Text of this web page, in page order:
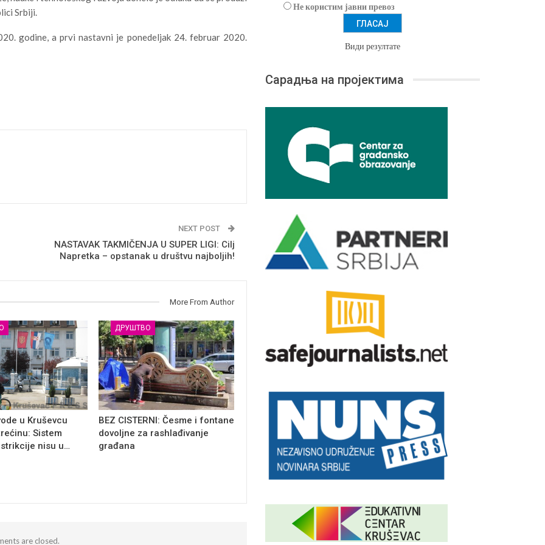
Srbiji.
godine, a prvi nastavni je ponedeljak 24. februar 2020.
NEXT POST
NASTAVAK TAKMIČENJA U SUPER LIGI: Cilj
Napretka – opstanak u društvu najboljih!
More From Author
u Kruševcu
Sistem
nisu u…
ДРУШТВО
BEZ CISTERNI: Česme i fontane
dovoljne za rashlađivanje
građana
are closed.
Не користим јавни превоз
Види резултате
Сарадња на пројектима